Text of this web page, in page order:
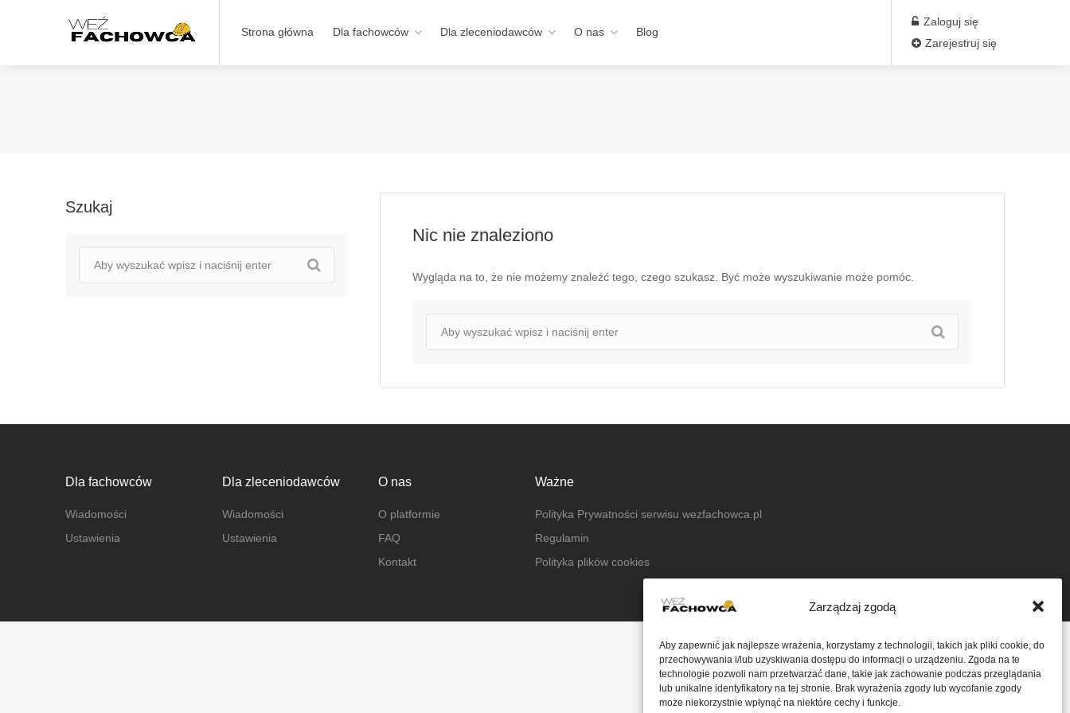
Zarządzaj zgodą
Aby zapewnić jak najlepsze wrażenia, korzystamy z technologii, takich jak pliki cookie, do
przechowywania i/lub uzyskiwania dostępu do informacji o urządzeniu. Zgoda na te
technologie pozwoli nam przetwarzać dane, takie jak zachowanie podczas przeglądania
lub unikalne identyfikatory na tej stronie. Brak wyrażenia zgody lub wycofanie zgody
może niekorzystnie wpłynąć na niektóre cechy i funkcje.
Strona główna Dla fachowców Dla zleceniodawców O nas Blog
Zaloguj się
Zarejestruj się
Nic nie znaleziono
Wygląda na to, że nie możemy znaleźć tego, czego szukasz. Być może wyszukiwanie może pomóc.
Szukaj
Dla fachowców
Wiadomości
Ustawienia
Dla zleceniodawców
Wiadomości
Ustawienia
O nas
O platformie
FAQ
Kontakt
Ważne
Polityka Prywatności serwisu wezfachowca.pl
Regulamin
Polityka plików cookies